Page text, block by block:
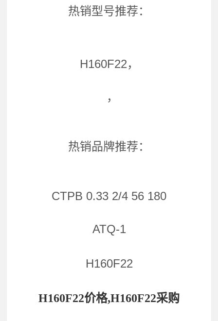
热销型号推荐：
H160F22，
，
热销品牌推荐：
CTPB 0.33 2/4 56 180
ATQ-1
H160F22
H160F22价格,H160F22采购